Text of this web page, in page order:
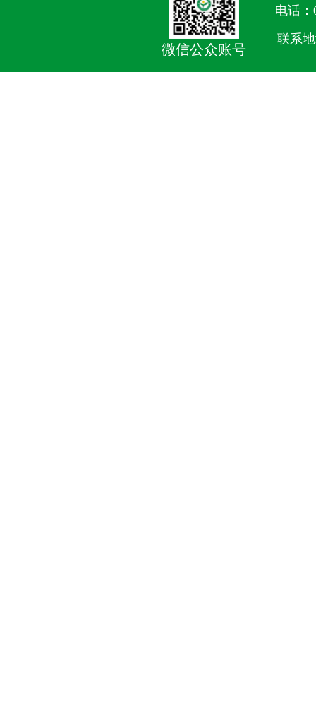
微信公众账号
电话：
联系